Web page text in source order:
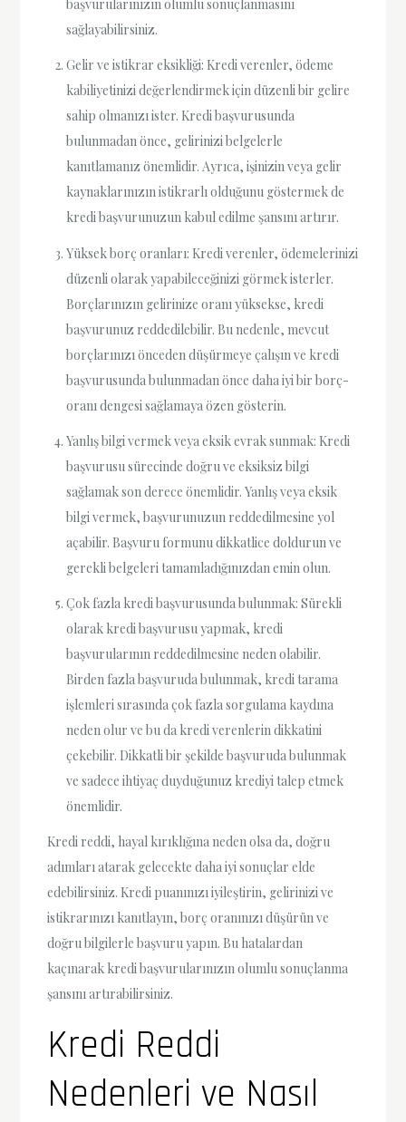
başvurularınızın olumlu sonuçlanmasını
sağlayabilirsiniz.
Gelir ve istikrar eksikliği: Kredi verenler, ödeme
kabiliyetinizi değerlendirmek için düzenli bir gelire
sahip olmanızı ister. Kredi başvurusunda
bulunmadan önce, gelirinizi belgelerle
kanıtlamanız önemlidir. Ayrıca, işinizin veya gelir
kaynaklarınızın istikrarlı olduğunu göstermek de
kredi başvurunuzun kabul edilme şansını artırır.
Yüksek borç oranları: Kredi verenler, ödemelerinizi
düzenli olarak yapabileceğinizi görmek isterler.
Borçlarınızın gelirinize oranı yüksekse, kredi
başvurunuz reddedilebilir. Bu nedenle, mevcut
borçlarınızı önceden düşürmeye çalışın ve kredi
başvurusunda bulunmadan önce daha iyi bir borç-
oranı dengesi sağlamaya özen gösterin.
Yanlış bilgi vermek veya eksik evrak sunmak: Kredi
başvurusu sürecinde doğru ve eksiksiz bilgi
sağlamak son derece önemlidir. Yanlış veya eksik
bilgi vermek, başvurunuzun reddedilmesine yol
açabilir. Başvuru formunu dikkatlice doldurun ve
gerekli belgeleri tamamladığınızdan emin olun.
Çok fazla kredi başvurusunda bulunmak: Sürekli
olarak kredi başvurusu yapmak, kredi
başvurularının reddedilmesine neden olabilir.
Birden fazla başvuruda bulunmak, kredi tarama
işlemleri sırasında çok fazla sorgulama kaydına
neden olur ve bu da kredi verenlerin dikkatini
çekebilir. Dikkatli bir şekilde başvuruda bulunmak
ve sadece ihtiyaç duyduğunuz krediyi talep etmek
önemlidir.
Kredi reddi, hayal kırıklığına neden olsa da, doğru
adımları atarak gelecekte daha iyi sonuçlar elde
edebilirsiniz. Kredi puanınızı iyileştirin, gelirinizi ve
istikrarınızı kanıtlayın, borç oranınızı düşürün ve
doğru bilgilerle başvuru yapın. Bu hatalardan
kaçınarak kredi başvurularınızın olumlu sonuçlanma
şansını artırabilirsiniz.
Kredi Reddi
Nedenleri ve Nasıl